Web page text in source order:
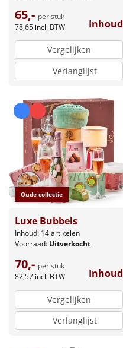
65,- per stuk
78,65 incl. BTW Inhoud
Vergelijken
Verlanglijst
Oude collectie
Luxe Bubbels
Inhoud: 14 artikelen
Voorraad: Uitverkocht
70,- per stuk
82,57 incl. BTW Inhoud
Vergelijken
Verlanglijst